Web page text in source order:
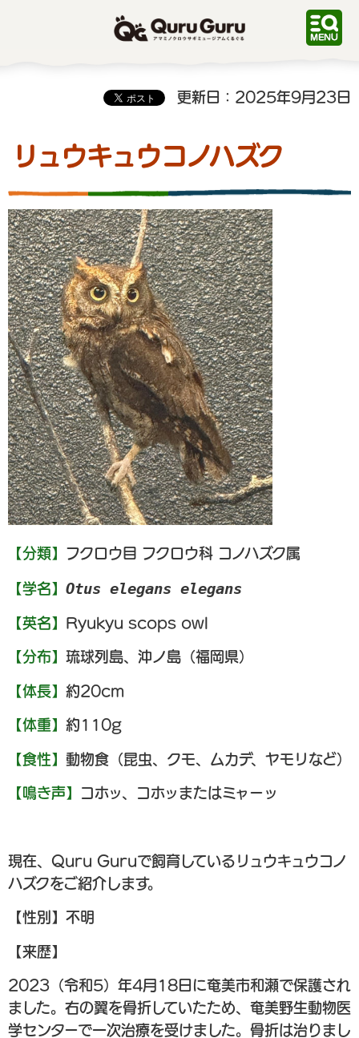
QuruGuru アマミノクロ
ウサギミュージアムくるぐ
る
更新日：2025年9月23日
リュウキュウコノハズク
【分類】 フクロウ目 フクロウ科 コノハズク属
【学名】 Otus elegans elegans
【英名】 Ryukyu scops owl
【分布】 琉球列島、沖ノ島（福岡県）
【体長】 約20cm
【体重】 約110g
【食性】 動物食（昆虫、クモ、ムカデ、ヤモリなど）
【鳴き声】 コホッ、コホッまたはミャーッ
現在、Quru Guruで飼育しているリュウキュウコノ
ハズクをご紹介します。
【性別】不明
【来歴】
2023（令和5）年4月18日に奄美市和瀬で保護され
ました。右の翼を骨折していたため、奄美野生動物医
学センターで一次治療を受けました。骨折は治りまし